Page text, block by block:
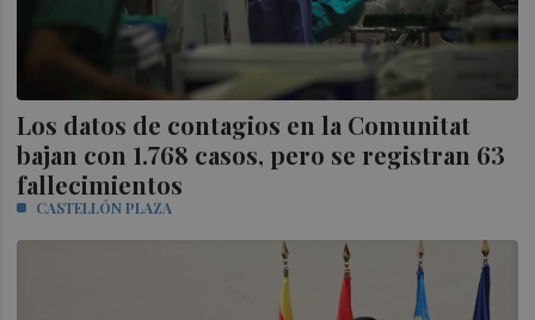
Los datos de contagios en la Comunitat
bajan con 1.768 casos, pero se registran 63
fallecimientos
CASTELLÓN PLAZA